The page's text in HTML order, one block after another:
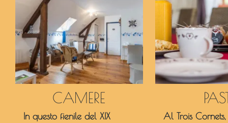
CAMERE
In questo fienile del XIX
Al Trois